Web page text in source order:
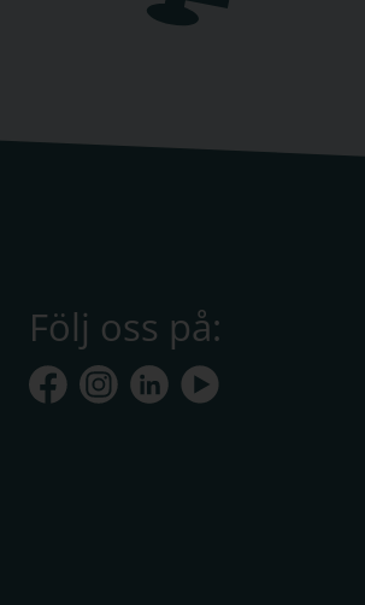
Följ oss på: